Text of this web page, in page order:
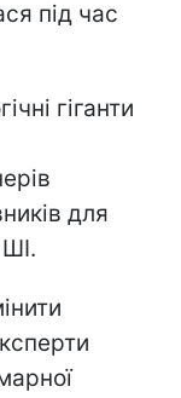
у Європі,
час
після
софт
Британії
гіганти